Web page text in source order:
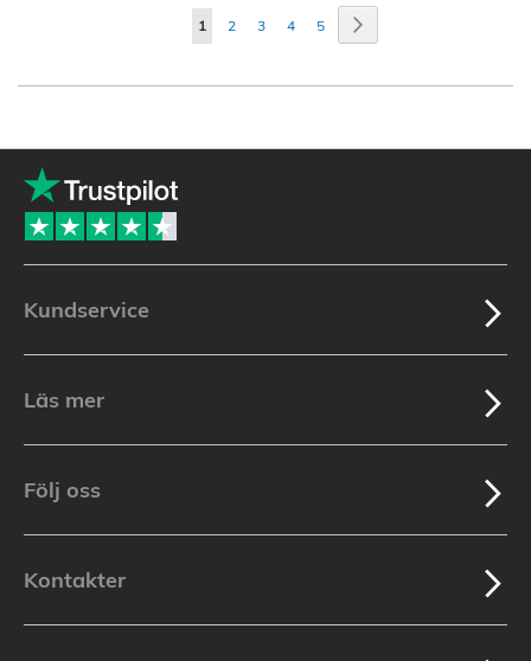
Sida
You're
1 Sida
2 Sida
3 Sida
4 Sida
5
Kundservice
Läs mer
Följ oss
Kontakter